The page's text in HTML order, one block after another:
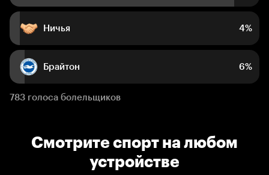
Ничья 4%
Брайтон 6%
783 голоса болельщиков
Смотрите спорт на любом
устройстве